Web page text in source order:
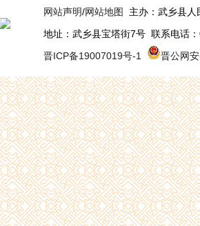
网站声明/网站地图
主办：武乡县
地址：武乡县宝塔街7号 联系电话
晋ICP备19007019号-1
晋公网